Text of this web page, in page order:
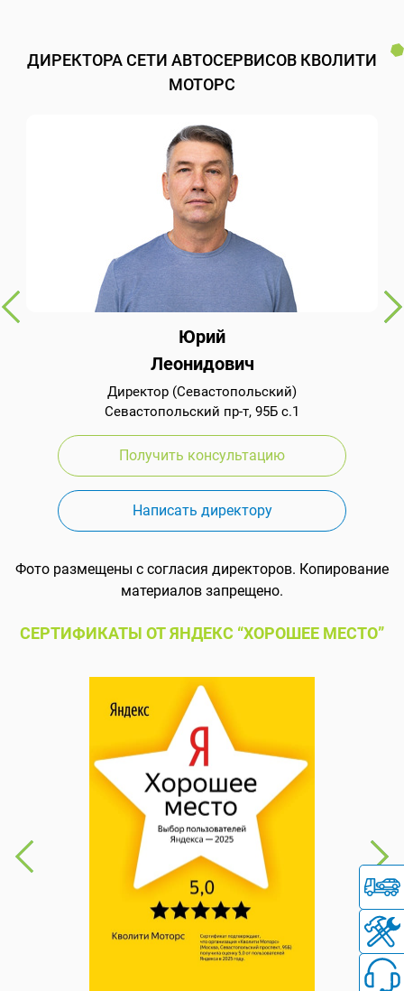
ДИРЕКТОРА СЕТИ АВТОСЕРВИСОВ КВОЛИТИ
МОТОРС
Юрий
Леонидович
Директор (Севастопольский)
Севастопольский пр-т, 95Б с.1
Получить консультацию
Написать директору
Фото размещены с согласия директоров. Копирование
материалов запрещено.
СЕРТИФИКАТЫ ОТ ЯНДЕКС “ХОРОШЕЕ МЕСТО”